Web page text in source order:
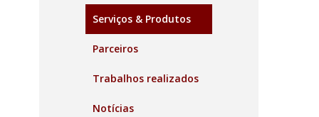
Serviços & Produtos
Parceiros
Trabalhos realizados
Notícias